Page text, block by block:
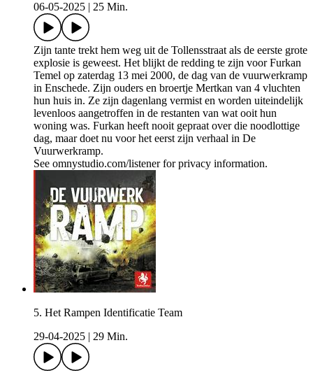
06-05-2025
25 Min.
Zijn tante trekt hem weg uit de Tollensstraat als de eerste grote
explosie is geweest. Het blijkt de redding te zijn voor Furkan
Temel op zaterdag 13 mei 2000, de dag van de vuurwerkramp
in Enschede. Zijn ouders en broertje Mertkan van 4 vluchten
hun huis in. Ze zijn dagenlang vermist en worden uiteindelijk
levenloos aangetroffen in de restanten van wat ooit hun
woning was. Furkan heeft nooit gepraat over die noodlottige
dag, maar doet nu voor het eerst zijn verhaal in De
Vuurwerkramp.
See omnystudio.com/listener for privacy information.
5. Het Rampen Identificatie Team
29-04-2025
29 Min.